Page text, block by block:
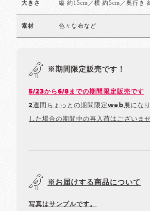
大きさ 縦 約15cm／横 約5cm／奥行き
素材 色々な布など
※期間限定販売です！
5/23から6/8までの期間限定販売です
2週間ちょっとの期間限定web展にな
した場合の期間中の再入荷はございませ
※お届けする商品について
写真はサンプルです。